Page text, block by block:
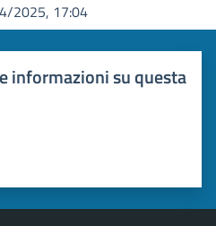
2025, 17:04
informazioni su questa
stelle su 5
su 5
5